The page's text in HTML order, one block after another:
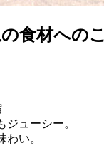
食材への
ューシー。
い。